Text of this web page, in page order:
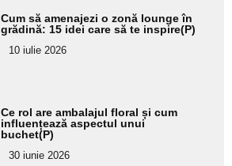
Cum să amenajezi o zonă lounge în
grădină: 15 idei care să te inspire(P)
10 iulie 2026
Ce rol are ambalajul floral și cum
influențează aspectul unui
buchet(P)
30 iunie 2026